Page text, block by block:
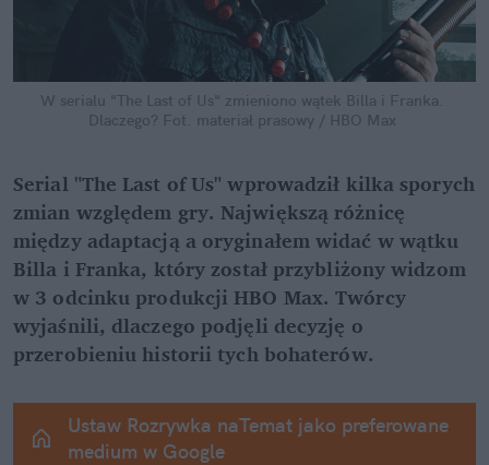
W serialu "The Last of Us" zmieniono wątek Billa i Franka.
Dlaczego? Fot. materiał prasowy / HBO Max
Serial "The Last of Us" wprowadził kilka sporych
zmian względem gry. Największą różnicę
między adaptacją a oryginałem widać w wątku
Billa i Franka, który został przybliżony widzom
w 3 odcinku produkcji HBO Max. Twórcy
wyjaśnili, dlaczego podjęli decyzję o
przerobieniu historii tych bohaterów.
Ustaw Rozrywka naTemat jako preferowane
medium w Google